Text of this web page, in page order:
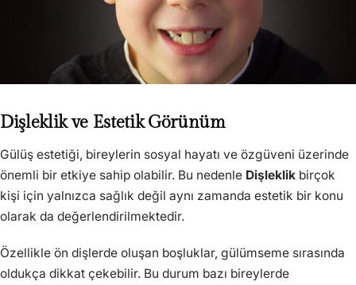
Dişleklik ve Estetik Görünüm
Gülüş estetiği, bireylerin sosyal hayatı ve özgüveni üzerinde
önemli bir etkiye sahip olabilir. Bu nedenle Dişleklik birçok
kişi için yalnızca sağlık değil aynı zamanda estetik bir konu
olarak da değerlendirilmektedir.
Özellikle ön dişlerde oluşan boşluklar, gülümseme sırasında
oldukça dikkat çekebilir. Bu durum bazı bireylerde